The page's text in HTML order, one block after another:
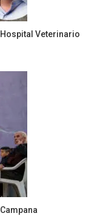
Veterinario